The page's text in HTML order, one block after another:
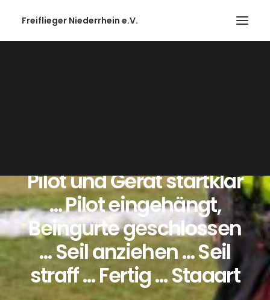
Freiflieger Niederrhein e.V.
Pilot und Gerät startklar
… Pilot eingehängt,
Beingurte geschlossen
… Seil anziehen … Seil
straff … Fertig … Staaart